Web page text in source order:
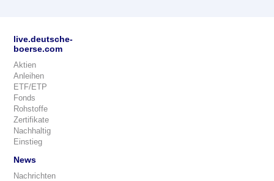
live.deutsche-
boerse.com
Aktien
Anleihen
ETF/ETP
Fonds
Rohstoffe
Zertifikate
Nachhaltig
Einstieg
News
Nachrichten